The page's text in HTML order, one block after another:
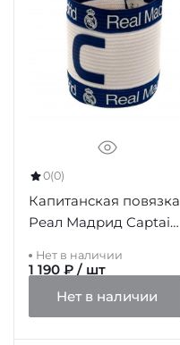
0(0)
Капитанская повязка
Реал Мадрид Captains
Нет в наличии
1 190 ₽ / шт
Нет в наличии